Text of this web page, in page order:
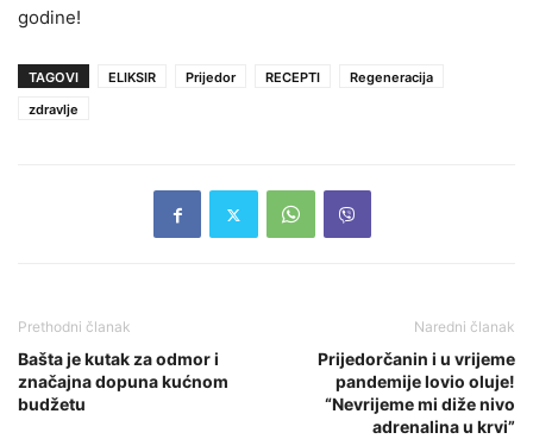
godine!
TAGOVI ELIKSIR Prijedor RECEPTI
Regeneracija
zdravlje
Prethodni članak
Bašta je kutak za odmor i
značajna dopuna kućnom
budžetu
Naredni članak
Prijedorčanin i u vrijeme
pandemije lovio oluje!
“Nevrijeme mi diže nivo
adrenalina u krvi”